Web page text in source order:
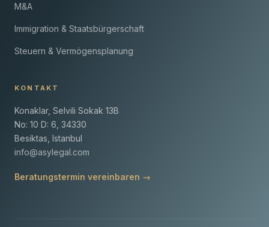
M&A
Immigration & Staatsbürgerschaft
Steuern & Vermögensplanung
KONTAKT
Konaklar, Selvili Sokak 13B
No: 10 D: 6, 34330
Besiktas, Istanbul
info@asylegal.com
Beratungstermin vereinbaren →